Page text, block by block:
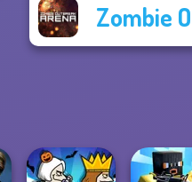
Zombie